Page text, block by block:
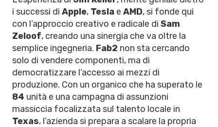
i successi di Apple, Tesla e AMD, si fonde qui
con l’approccio creativo e radicale di Sam
Zeloof, creando una sinergia che va oltre la
semplice ingegneria. Fab2 non sta cercando
solo di vendere componenti, ma di
democratizzare l’accesso ai mezzi di
produzione. Con un organico che ha superato le
84 unità e una campagna di assunzioni
massiccia focalizzata sul talento locale in
Texas, l’azienda si prepara a scalare la propria